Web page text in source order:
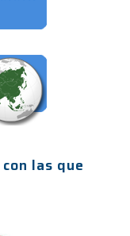
las que